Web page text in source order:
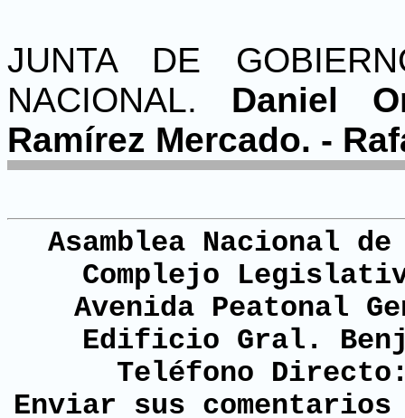
JUNTA DE
NACIONAL. Daniel
Ramírez Mercado. -
Asamblea Nacional
Complejo
Avenida Peatonal
Edificio Gral.
Teléfono
Enviar sus